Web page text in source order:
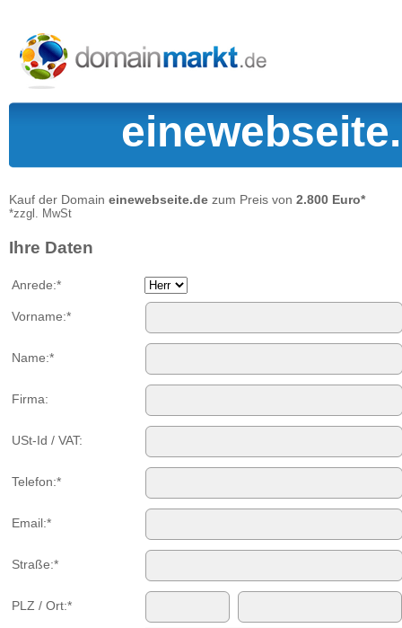
Kauf der Domain einewebseite.de zum Preis von 2.800 Euro*
*zzgl. MwSt
Ihre Daten
Anrede:*
Vorname:*
Name:*
Firma:
USt-Id / VAT:
Telefon:*
Email:*
Straße:*
PLZ / Ort:*